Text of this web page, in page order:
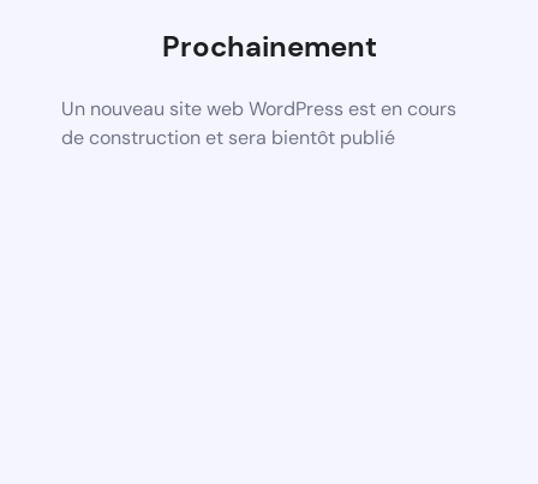
Prochainement
Un nouveau site web WordPress est en cours
de construction et sera bientôt publié